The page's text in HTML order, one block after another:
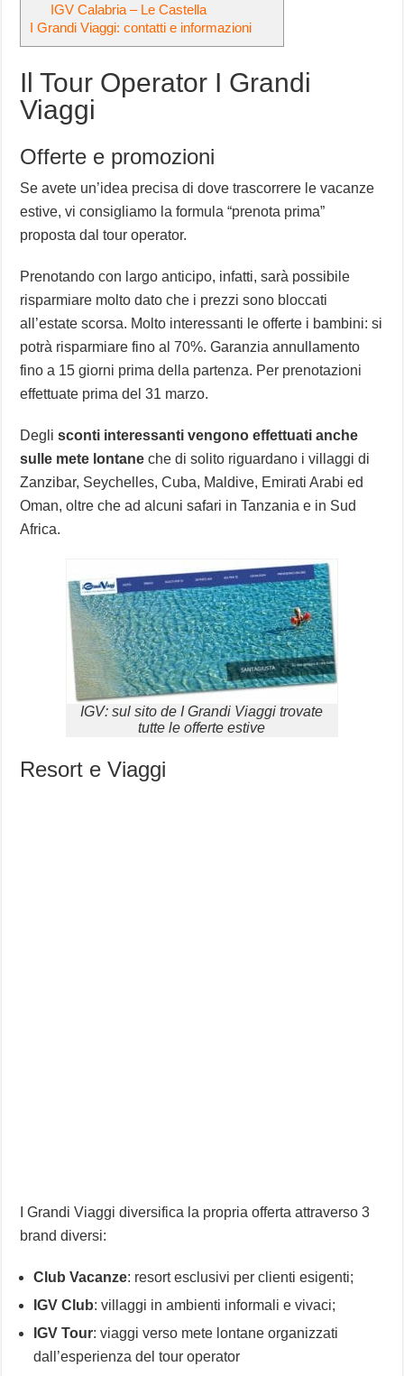
IGV Calabria – Le Castella
I Grandi Viaggi: contatti e informazioni
Il Tour Operator I Grandi
Viaggi
Offerte e promozioni
Se avete un’idea precisa di dove trascorrere le vacanze
estive, vi consigliamo la formula “prenota prima”
proposta dal tour operator.
Prenotando con largo anticipo, infatti, sarà possibile
risparmiare molto dato che i prezzi sono bloccati
all’estate scorsa. Molto interessanti le offerte i bambini: si
potrà risparmiare fino al 70%. Garanzia annullamento
fino a 15 giorni prima della partenza. Per prenotazioni
effettuate prima del 31 marzo.
Deglisconti interessanti vengono effettuati anche
sulle mete lontaneche di solito riguardano i villaggi di
Zanzibar, Seychelles, Cuba, Maldive, Emirati Arabi ed
Oman, oltre che ad alcuni safari in Tanzania e in Sud
Africa.
IGV: sul sito de I Grandi Viaggi trovate
tutte le offerte estive
Resort e Viaggi
I Grandi Viaggi diversifica la propria offerta attraverso 3
brand diversi:
Club Vacanze: resort esclusivi per clienti esigenti;
IGV Club: villaggi in ambienti informali e vivaci;
IGV Tour: viaggi verso mete lontane organizzati
dall’esperienza del tour operator